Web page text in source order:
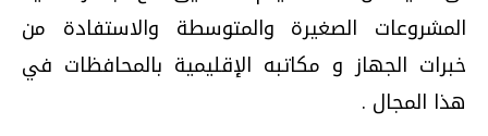
المشروعات الصغيرة والمتوسطة والاستفادة من
خبرات الجهاز و مكاتبه الإقليمية بالمحافظات في
هذا المجال .